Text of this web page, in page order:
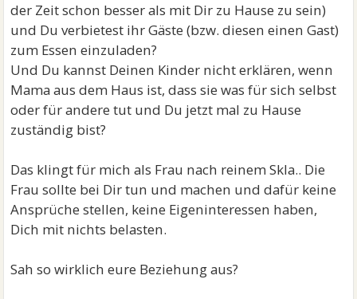
der Zeit schon besser als mit Dir zu Hause zu sein)
und Du verbietest ihr Gäste (bzw. diesen einen Gast)
zum Essen einzuladen?
Und Du kannst Deinen Kinder nicht erklären, wenn
Mama aus dem Haus ist, dass sie was für sich selbst
oder für andere tut und Du jetzt mal zu Hause
zuständig bist?
Das klingt für mich als Frau nach reinem Skla.. Die
Frau sollte bei Dir tun und machen und dafür keine
Ansprüche stellen, keine Eigeninteressen haben,
Dich mit nichts belasten.
Sah so wirklich eure Beziehung aus?